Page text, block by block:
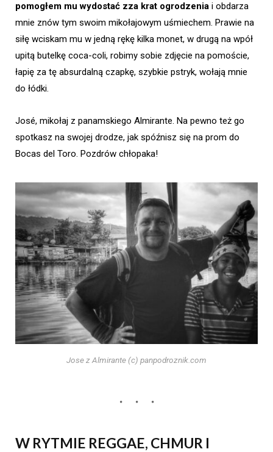
pomogłem mu wydostać zza krat ogrodzenia i obdarza
mnie znów tym swoim mikołajowym uśmiechem. Prawie na
siłę wciskam mu w jedną rękę kilka monet, w drugą na wpół
upitą butelkę coca-coli, robimy sobie zdjęcie na pomoście,
łapię za tę absurdalną czapkę, szybkie pstryk, wołają mnie
do łódki.
José, mikołaj z panamskiego Almirante. Na pewno też go
spotkasz na swojej drodze, jak spóźnisz się na prom do
Bocas del Toro. Pozdrów chłopaka!
Jose z Almirante (c) panpodroznik.com
W RYTMIE REGGAE, CHMUR I